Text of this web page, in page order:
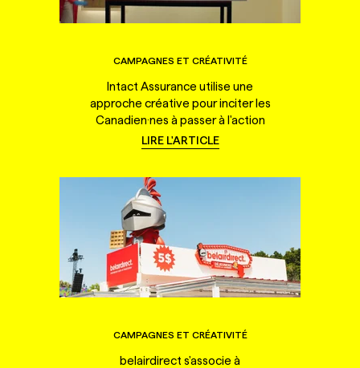
CAMPAGNES ET CRÉATIVITÉ
Intact Assurance utilise une
approche créative pour inciter les
Canadien·nes à passer à l'action
LIRE L'ARTICLE
CAMPAGNES ET CRÉATIVITÉ
belairdirect s'associe à